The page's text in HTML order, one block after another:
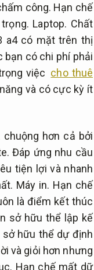
công. Hạn chế
Laptop. Chất
a4 có mặt trên thị
bạn có chi phí phải
việc cho thuê
và có cực kỳ ít
hơn cả bởi
Đáp ứng nhu cầu
tiện lợi và nhanh
Máy in. Hạn chế
là điểm kết thúc
sở hữu thể lập kế
sở hữu thể dự định
và giỏi hơn nhưng
Hạn chế mất dữ